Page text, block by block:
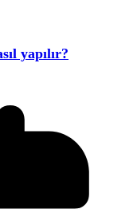
yapılır?